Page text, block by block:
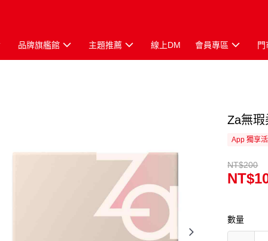
品牌旗艦館 主題推薦 線上DM 會員專區
Za無
App 獨享
NT$200
數量